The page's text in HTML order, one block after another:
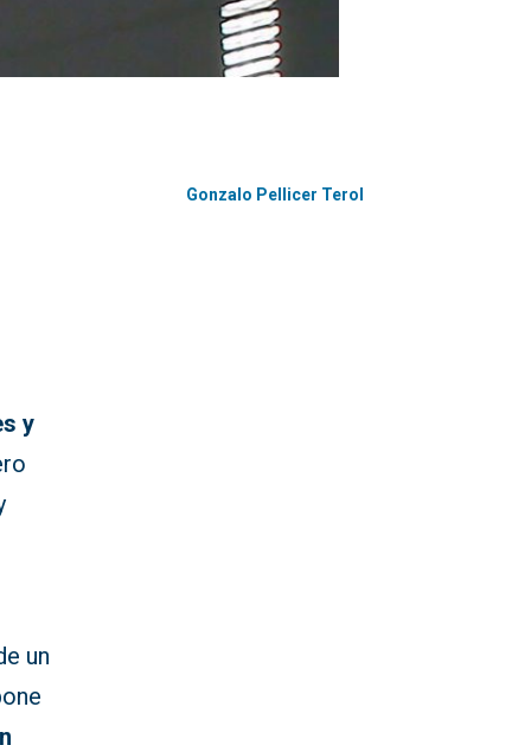
Gonzalo Pellicer Terol
y
un